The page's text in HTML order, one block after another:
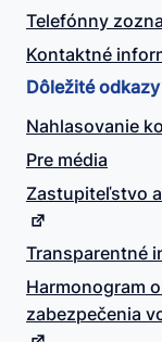
Telefónny
Kontaktné
Dôležité odkazy
Nahlasovanie
Pre média
Zastupiteľstvo
Transparentné
Harmonogram
zabezpečenia